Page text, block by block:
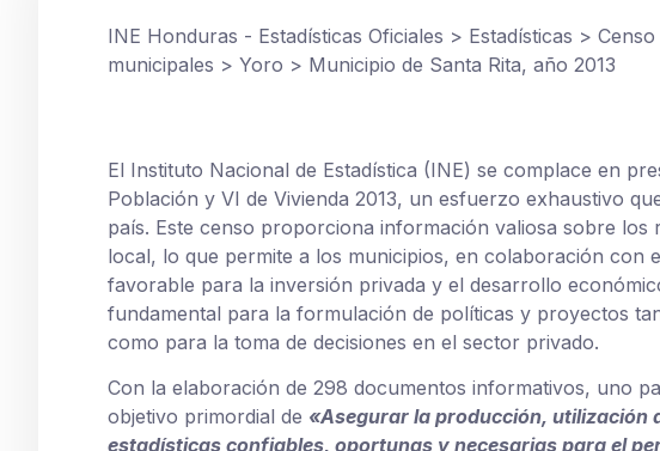
INE Honduras - Estadísticas Oficiales > Estadísticas >
municipales > Yoro > Municipio de Santa Rita, año 2013
El Instituto Nacional de Estadística (INE) se complace en
Población y VI de Vivienda 2013, un esfuerzo exhaustivo
país. Este censo proporciona información valiosa sobre
local, lo que permite a los municipios, en colaboración
favorable para la inversión privada y el desarrollo
fundamental para la formulación de políticas y proyectos
como para la toma de decisiones en el sector privado.
Con la elaboración de 298 documentos informativos, uno
objetivo primordial de «Asegurar la producción,
estadísticas confiables, oportunas y necesarias para el